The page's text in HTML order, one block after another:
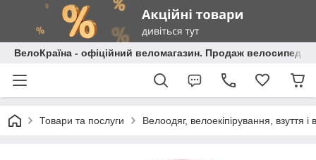
ВелоКраїна - офіційний веломагазин. Продаж велосипедів
Товари та послуги Велоодяг, велоекіпірування, взуття і